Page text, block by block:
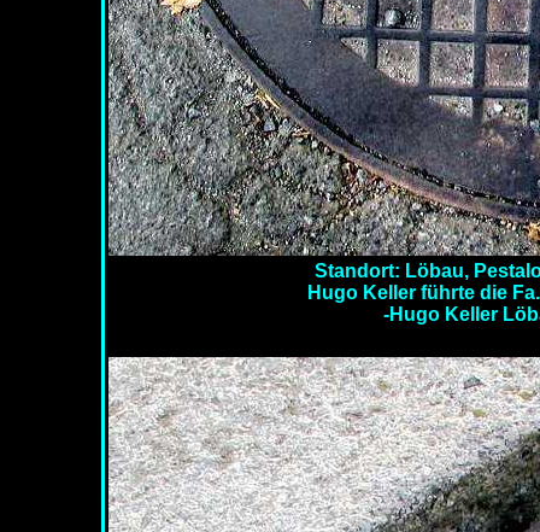
Standort: Löbau,
Hugo Keller führte die
-Hugo Keller